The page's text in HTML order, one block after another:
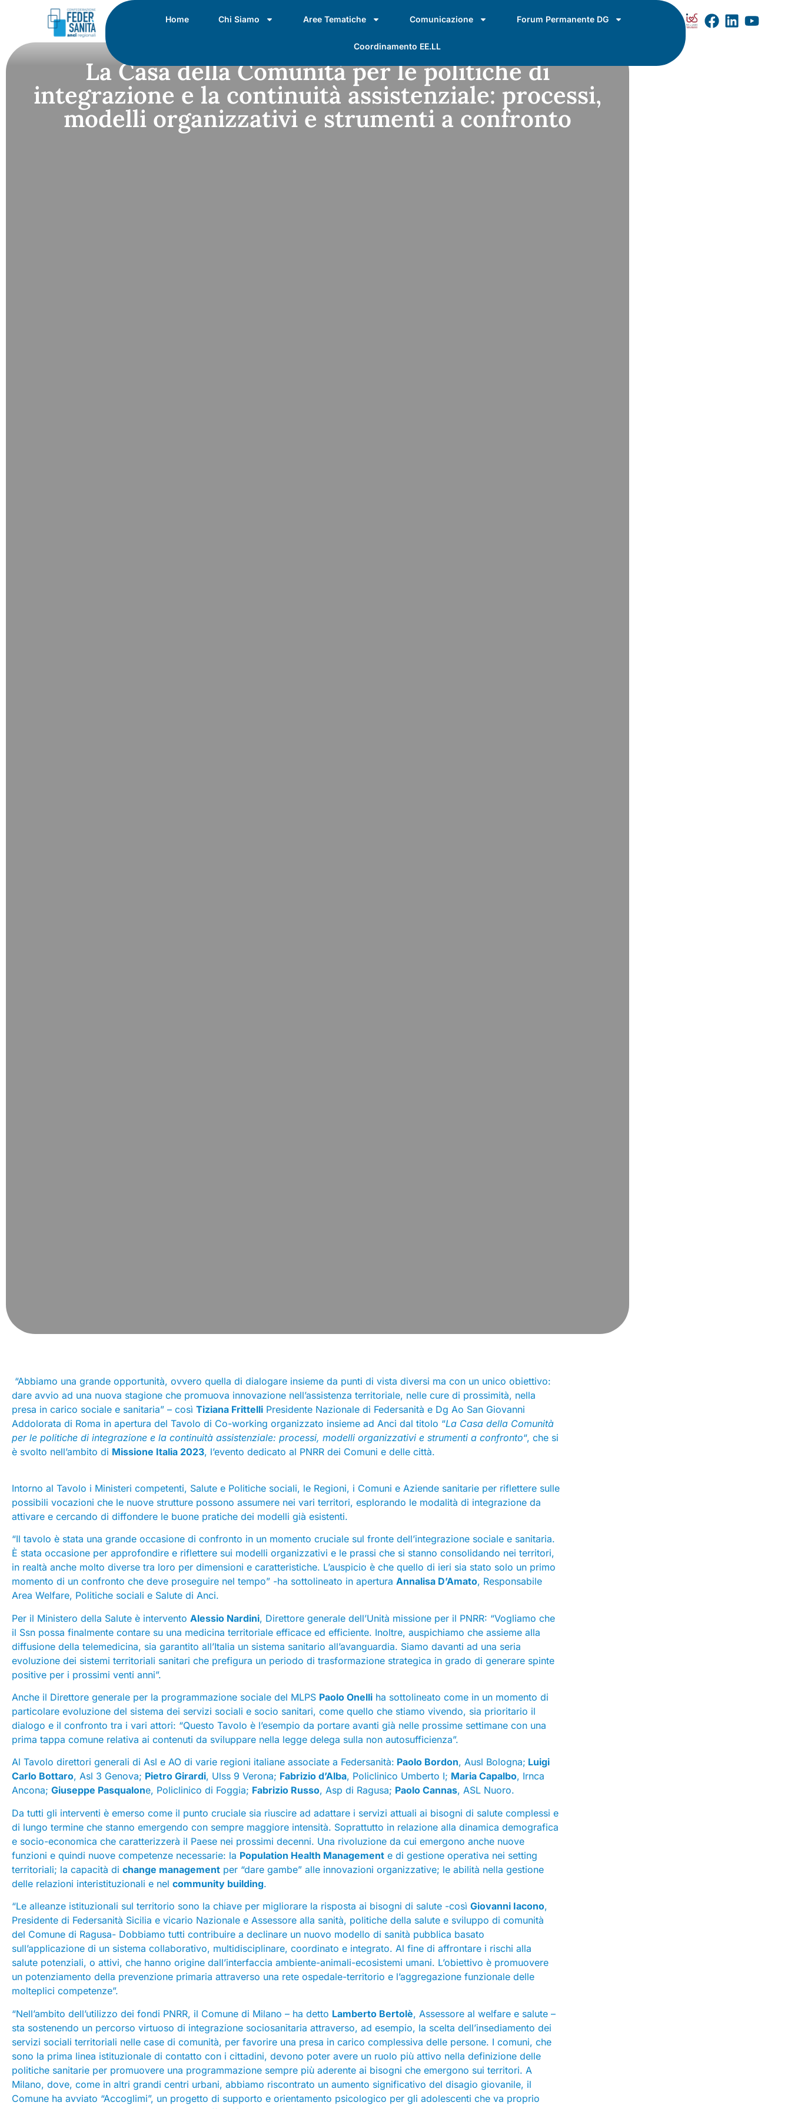
Home Chi Siamo Aree Tematiche Comunicazione Forum Permanente DG
Coordinamento EE.LL
La Casa della Comunità per le politiche di
integrazione e la continuità assistenziale: processi,
modelli organizzativi e strumenti a confronto
“Abbiamo una grande opportunità, ovvero quella di dialogare insieme da punti di vista diversi ma con un unico obiettivo:
dare avvio ad una nuova stagione che promuova innovazione nell’assistenza territoriale, nelle cure di prossimità, nella
presa in carico sociale e sanitaria” – così Tiziana Frittelli Presidente Nazionale di Federsanità e Dg Ao San Giovanni
Addolorata di Roma in apertura del Tavolo di Co-working organizzato insieme ad Anci dal titolo “La Casa della Comunità
per le politiche di integrazione e la continuità assistenziale: processi, modelli organizzativi e strumenti a confronto“, che si
è svolto nell’ambito di Missione Italia 2023, l’evento dedicato al PNRR dei Comuni e delle città.
Intorno al Tavolo i Ministeri competenti, Salute e Politiche sociali, le Regioni, i Comuni e Aziende sanitarie per riflettere sulle
possibili vocazioni che le nuove strutture possono assumere nei vari territori, esplorando le modalità di integrazione da
attivare e cercando di diffondere le buone pratiche dei modelli già esistenti.
“Il tavolo è stata una grande occasione di confronto in un momento cruciale sul fronte dell’integrazione sociale e sanitaria.
È stata occasione per approfondire e riflettere sui modelli organizzativi e le prassi che si stanno consolidando nei territori,
in realtà anche molto diverse tra loro per dimensioni e caratteristiche. L’auspicio è che quello di ieri sia stato solo un primo
momento di un confronto che deve proseguire nel tempo” -ha sottolineato in apertura Annalisa D’Amato, Responsabile
Area Welfare, Politiche sociali e Salute di Anci.
Per il Ministero della Salute è intervento Alessio Nardini, Direttore generale dell’Unità missione per il PNRR: “Vogliamo che
il Ssn possa finalmente contare su una medicina territoriale efficace ed efficiente. Inoltre, auspichiamo che assieme alla
diffusione della telemedicina, sia garantito all’Italia un sistema sanitario all’avanguardia. Siamo davanti ad una seria
evoluzione dei sistemi territoriali sanitari che prefigura un periodo di trasformazione strategica in grado di generare spinte
positive per i prossimi venti anni”.
Anche il Direttore generale per la programmazione sociale del MLPS Paolo Onelli ha sottolineato come in un momento di
particolare evoluzione del sistema dei servizi sociali e socio sanitari, come quello che stiamo vivendo, sia prioritario il
dialogo e il confronto tra i vari attori: “Questo Tavolo è l’esempio da portare avanti già nelle prossime settimane con una
prima tappa comune relativa ai contenuti da sviluppare nella legge delega sulla non autosufficienza”.
Al Tavolo direttori generali di Asl e AO di varie regioni italiane associate a Federsanità: Paolo Bordon, Ausl Bologna; Luigi
Carlo Bottaro, Asl 3 Genova; Pietro Girardi, Ulss 9 Verona; Fabrizio d’Alba, Policlinico Umberto I; Maria Capalbo, Irnca
Ancona; Giuseppe Pasqualone, Policlinico di Foggia; Fabrizio Russo, Asp di Ragusa; Paolo Cannas, ASL Nuoro.
Da tutti gli interventi è emerso come il punto cruciale sia riuscire ad adattare i servizi attuali ai bisogni di salute complessi e
di lungo termine che stanno emergendo con sempre maggiore intensità. Soprattutto in relazione alla dinamica demografica
e socio-economica che caratterizzerà il Paese nei prossimi decenni. Una rivoluzione da cui emergono anche nuove
funzioni e quindi nuove competenze necessarie: la Population Health Management e di gestione operativa nei setting
territoriali; la capacità di change management per “dare gambe” alle innovazioni organizzative; le abilità nella gestione
delle relazioni interistituzionali e nel community building.
“Le alleanze istituzionali sul territorio sono la chiave per migliorare la risposta ai bisogni di salute -così Giovanni Iacono,
Presidente di Federsanità Sicilia e vicario Nazionale e Assessore alla sanità, politiche della salute e sviluppo di comunità
del Comune di Ragusa- Dobbiamo tutti contribuire a declinare un nuovo modello di sanità pubblica basato
sull’applicazione di un sistema collaborativo, multidisciplinare, coordinato e integrato. Al fine di affrontare i rischi alla
salute potenziali, o attivi, che hanno origine dall’interfaccia ambiente-animali-ecosistemi umani. L’obiettivo è promuovere
un potenziamento della prevenzione primaria attraverso una rete ospedale-territorio e l’aggregazione funzionale delle
molteplici competenze”.
“Nell’ambito dell’utilizzo dei fondi PNRR, il Comune di Milano – ha detto Lamberto Bertolè, Assessore al welfare e salute –
sta sostenendo un percorso virtuoso di integrazione sociosanitaria attraverso, ad esempio, la scelta dell’insediamento dei
servizi sociali territoriali nelle case di comunità, per favorire una presa in carico complessiva delle persone. I comuni, che
sono la prima linea istituzionale di contatto con i cittadini, devono poter avere un ruolo più attivo nella definizione delle
politiche sanitarie per promuovere una programmazione sempre più aderente ai bisogni che emergono sui territori. A
Milano, dove, come in altri grandi centri urbani, abbiamo riscontrato un aumento significativo del disagio giovanile, il
Comune ha avviato “Accoglimi”, un progetto di supporto e orientamento psicologico per gli adolescenti che va proprio